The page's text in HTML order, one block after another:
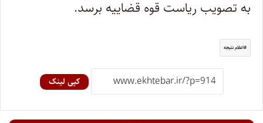
به تصویب ریاست قوه قضاییه برسد.
اعلام نتیجه
کپی لینک